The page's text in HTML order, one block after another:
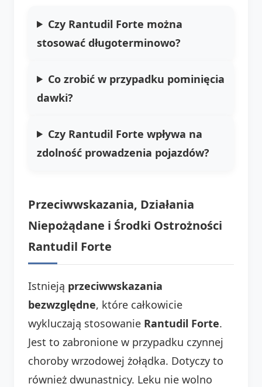
Czy Rantudil Forte można
stosować długoterminowo?
Co zrobić w przypadku pominięcia
dawki?
Czy Rantudil Forte wpływa na
zdolność prowadzenia pojazdów?
Przeciwwskazania, Działania
Niepożądane i Środki Ostrożności
Rantudil Forte
Istnieją przeciwwskazania
bezwzględne, które całkowicie
wykluczają stosowanie Rantudil Forte.
Jest to zabronione w przypadku czynnej
choroby wrzodowej żołądka. Dotyczy to
również dwunastnicy. Leku nie wolno